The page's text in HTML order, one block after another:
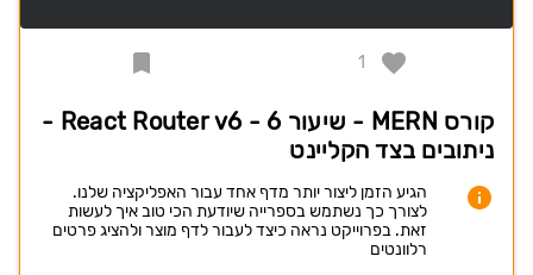
1
קורס MERN - שיעור 6 - React Router v6 -
ניתובים בצד הקליינט
הגיע הזמן ליצור יותר מדף אחד עבור האפליקציה שלנו.
לצורך כך נשתמש בספרייה שיודעת הכי טוב איך לעשות
זאת. בפרוייקט נראה כיצד לעבור לדף מוצר ולהציג פרטים
רלוונטים